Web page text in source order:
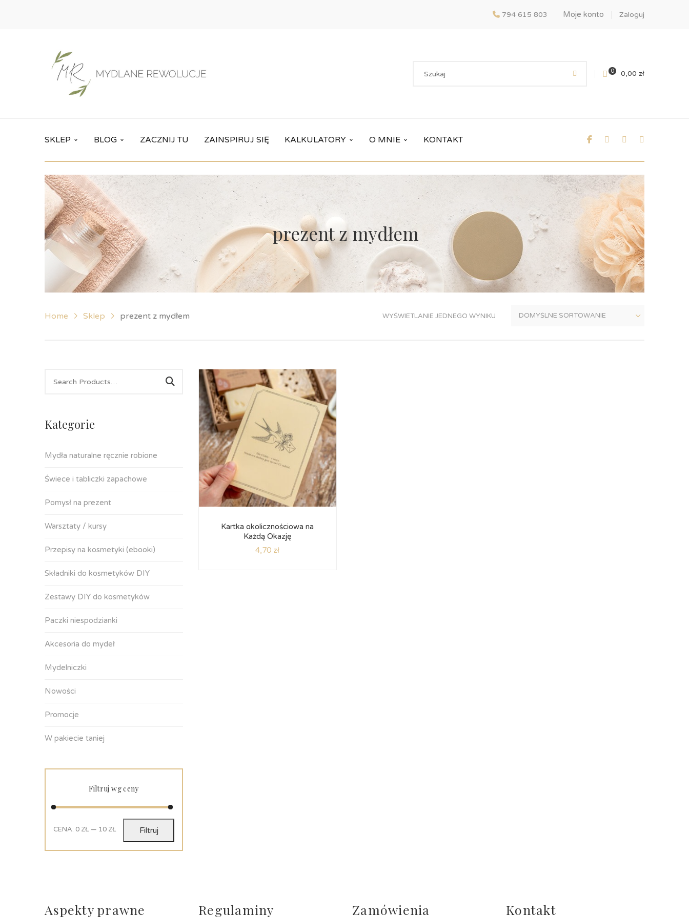
794 615 803 Moje konto Zaloguj
0 0,00 zł
SKLEP BLOG ZACZNIJ TU ZAINSPIRUJ SIĘ KALKULATORY O MNIE KONTAKT
prezent z mydłem
Home Sklep prezent z mydłem WYŚWIETLANIE JEDNEGO WYNIKU
Kategorie
Mydła naturalne ręcznie robione
Świece i tabliczki zapachowe
Pomysł na prezent
Warsztaty / kursy
Przepisy na kosmetyki (ebooki)
Składniki do kosmetyków DIY
Zestawy DIY do kosmetyków
Paczki niespodzianki
Akcesoria do mydeł
Mydelniczki
Nowości
Promocje
W pakiecie taniej
Filtruj wg ceny
Filtruj
CENA: 0 ZŁ — 10 ZŁ
Kartka okolicznościowa na
Każdą Okazję
4,70 zł
Aspekty prawne Regulaminy Zamówienia Kontakt